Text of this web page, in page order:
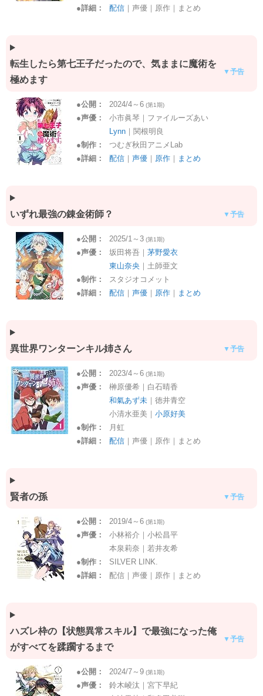
●詳細： 配信 ｜声優｜原作｜まとめ
転生したら第七王子だったので、気ままに魔術を
極めます
▼予告
●公開： 2024/4～6 (第1期)
●声優：
小市眞琴｜ファイルーズあい
Lynn ｜関根明良
●制作：
つむぎ秋田アニメLab
●詳細： 配信 ｜ 声優 ｜ 原作 ｜ まとめ
いずれ最強の錬金術師？ ▼予告
●公開： 2025/1～3 (第1期)
●声優： 坂田将吾｜ 茅野愛衣
東山奈央 ｜土師亜文
●制作：
スタジオコメット
●詳細： 配信 ｜ 声優 ｜ 原作 ｜ まとめ
異世界ワンターンキル姉さん ▼予告
●公開： 2023/4～6 (第1期)
●声優：
榊原優希｜白石晴香
和氣あず未 ｜徳井青空
小清水亜美｜ 小原好美
●制作：
月虹
●詳細： 配信 ｜声優｜原作｜まとめ
賢者の孫 ▼予告
●公開： 2019/4～6 (第1期)
●声優：
小林裕介｜小松昌平
本泉莉奈｜若井友希
●制作：
SILVER LINK.
●詳細： 配信｜声優｜原作｜まとめ
ハズレ枠の【状態異常スキル】で最強になった俺
がすべてを蹂躙するまで
▼予告
●公開： 2024/7～9 (第1期)
●声優：
鈴木崚汰｜宮下早紀